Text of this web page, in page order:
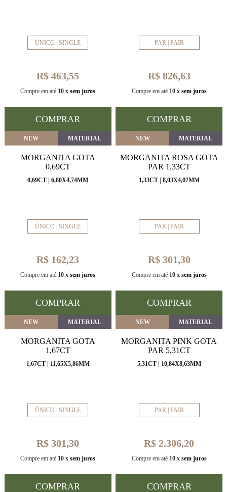
ÚNICO | SINGLE
R$ 463,55
Compre em até 10 x sem juros
COMPRAR
PAR | PAIR
R$ 826,63
Compre em até 10 x sem juros
COMPRAR
NEW MATERIAL
MORGANITA GOTA
0,69CT
0,69CT | 6,80X4,74MM
ÚNICO | SINGLE
R$ 162,23
Compre em até 10 x sem juros
COMPRAR
NEW MATERIAL
MORGANITA ROSA GOTA
PAR 1,33CT
1,33CT | 8,03X4,07MM
PAR | PAIR
R$ 301,30
Compre em até 10 x sem juros
COMPRAR
NEW MATERIAL
MORGANITA GOTA
1,67CT
1,67CT | 11,65X5,86MM
ÚNICO | SINGLE
R$ 301,30
Compre em até 10 x sem juros
COMPRAR
NEW MATERIAL
MORGANITA PINK GOTA
PAR 5,31CT
5,31CT | 10,84X8,63MM
PAR | PAIR
R$ 2.306,20
Compre em até 10 x sem juros
COMPRAR